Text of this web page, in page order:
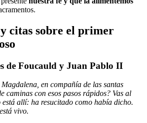
citas sobre el primer
de Foucauld y Juan Pablo II
en compañía de las santas
caminas con esos pasos rápidos? Vas al
está allí: ha resucitado como había dicho.
vivo.